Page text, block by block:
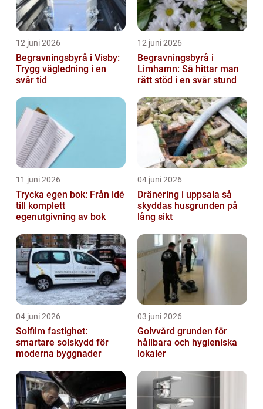
12 juni 2026
Begravningsbyrå i Visby:
Trygg vägledning i en
svår tid
12 juni 2026
Begravningsbyrå i
Limhamn: Så hittar man
rätt stöd i en svår stund
11 juni 2026
Trycka egen bok: Från idé
till komplett
egenutgivning av bok
04 juni 2026
Dränering i uppsala så
skyddas husgrunden på
lång sikt
04 juni 2026
Solfilm fastighet:
smartare solskydd för
moderna byggnader
03 juni 2026
Golvvård grunden för
hållbara och hygieniska
lokaler